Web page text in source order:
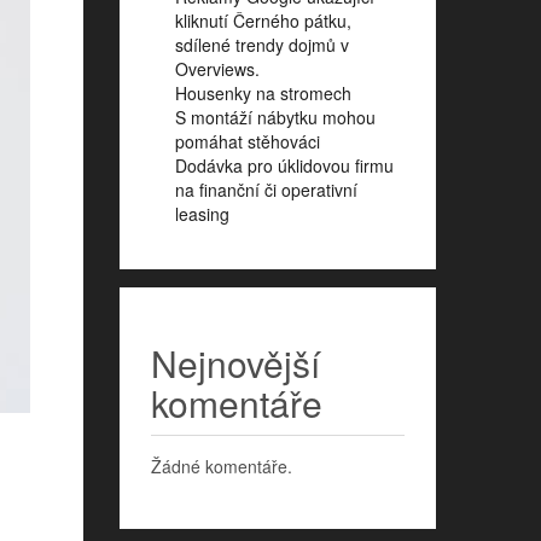
kliknutí Černého pátku,
sdílené trendy dojmů v
Overviews.
Housenky na stromech
S montáží nábytku mohou
pomáhat stěhováci
Dodávka pro úklidovou firmu
na finanční či operativní
leasing
Nejnovější
komentáře
Žádné komentáře.